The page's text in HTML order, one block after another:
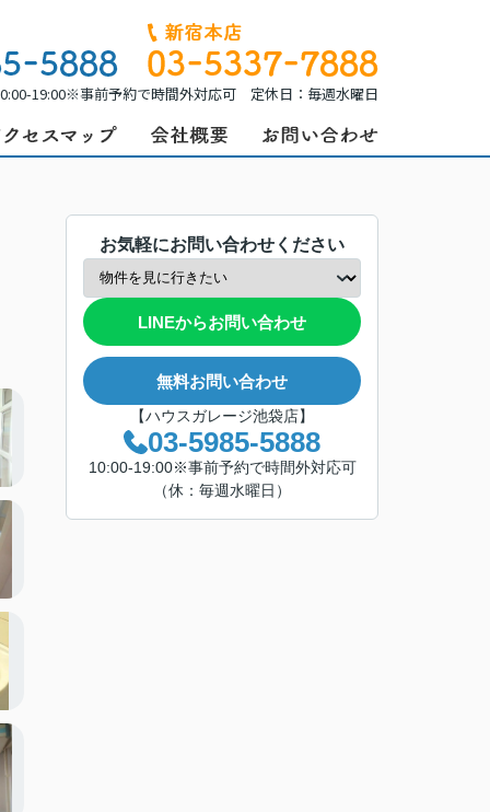
19:00※事前予約で時間外対応可 定休日：毎週水曜日
お気軽にお問い合わせください
LINEからお問い合わせ
無料お問い合わせ
【ハウスガレージ池袋店】
03-5985-5888
10:00-19:00※事前予約で時間外対応可
（休：毎週水曜日）